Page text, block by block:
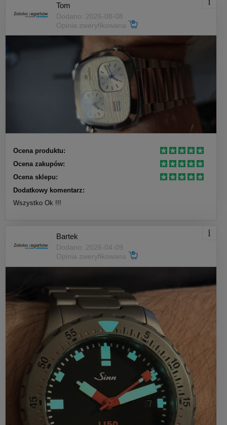
Tom
Dodano: 2026-08-08
Opinia zweryfikowana
Ocena produktu:
Ocena zakupów:
Ocena sklepu:
Dodatkowy komentarz:
Wszystko Ok !!!
Bartek
Dodano: 2026-04-09
Opinia zweryfikowana